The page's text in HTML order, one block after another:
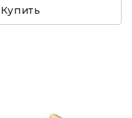
Купить